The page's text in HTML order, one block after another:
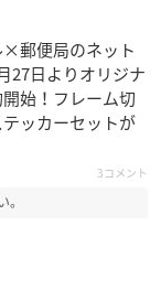
×郵便局のネット
27日よりオリジナ
始！フレーム切
ッカーセットが
3コメント